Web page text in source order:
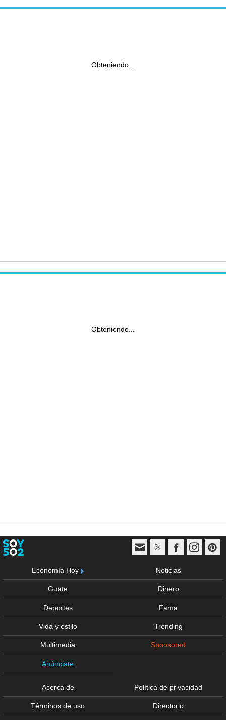
Obteniendo...
Obteniendo...
Economía Hoy Noticias
Guate Dinero
Deportes Fama
Vida y estilo Trending
Multimedia Sponsored
Anúnciate
Acerca de Política de privacidad
Términos de uso Directorio